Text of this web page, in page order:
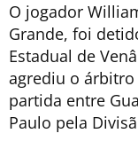
O jogador
Grande, foi
Estadual de
agrediu o
partida entre
Paulo pela